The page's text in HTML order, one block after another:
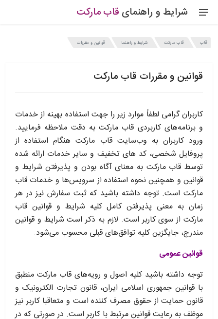
شرایط و راهنمای قابمارکت
قاب قاب مارکت شرایط و راهنما قوانین و مقررات
قوانین و مقررات قاب مارکت
کاربران گرامی لطفاً موارد زیر را جهت استفاده بهینه از خدمات
و برنامه‌‏های کاربردی قاب مارکت به دقت ملاحظه فرمایید.
ورود کاربران به وب‏‌سایت قاب مارکت هنگام استفاده از
پروفایل شخصی، کد های تخفیف و سایر خدمات ارائه شده
توسط قاب مارکت به معنای آگاه بودن و پذیرفتن شرایط و
قوانین و همچنین نحوه استفاده از سرویس‌‏ها و خدمات قاب
مارکت است. توجه داشته باشید که ثبت سفارش نیز در هر
زمان به معنی پذیرفتن کامل کلیه شرایط و قوانین قاب
مارکت از سوی کاربر است. لازم به ذکر است شرایط و قوانین
مندرج، جایگزین کلیه توافق‏‌های قبلی محسوب می‏‌شود.
قوانین عمومی
توجه داشته باشید کلیه اصول و رویه‏‌های قاب مارکت منطبق
با قوانین جمهوری اسلامی ایران، قانون تجارت الکترونیک و
قانون حمایت از حقوق مصرف کننده است و متعاقبا کاربر نیز
موظف به رعایت قوانین مرتبط با کاربر است. در صورتی که در